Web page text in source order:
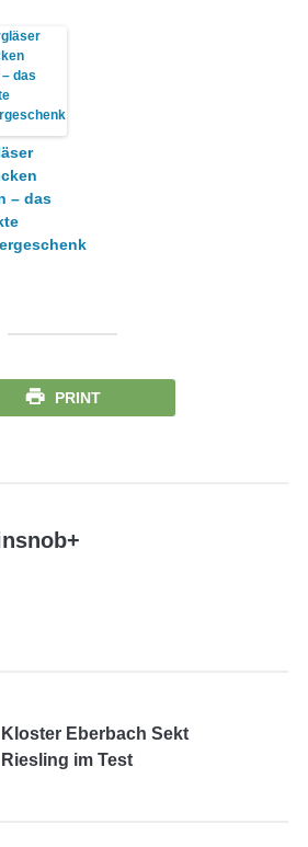
– das
PRINT
+
Kloster Eberbach Sekt
Riesling im Test